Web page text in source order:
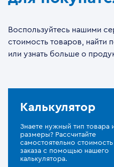
Воспользуйтесь нашими
стоимость товаров, найти
или узнать больше о
Калькулятор
Знаете нужный тип товара
размеры? Рассчитайте
самостоятельно
заказа с помощью нашего
калькулятора.